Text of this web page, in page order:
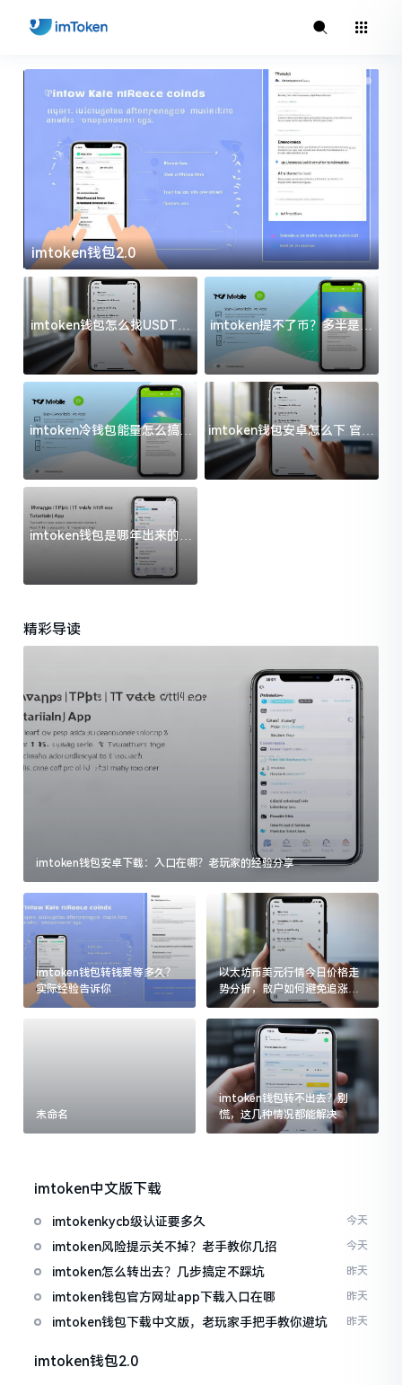
imtoken钱包2.0
imtoken钱包怎么找USDT地
址？三步搞定不踩坑
imtoken提不了币？多半是这
几件事没处理好
imtoken冷钱包能量怎么搞？
过来人告诉你门道
imtoken钱包安卓怎么下 官方
渠道避坑指南
imtoken钱包是哪年出来的？
一文给你说清楚
精彩导读
imtoken钱包安卓下载：入口在哪？老玩家的经验分享
imtoken钱包转钱要等多久？
实际经验告诉你
以太坊币美元行情今日价格走
势分析，散户如何避免追涨杀
跌被套牢
未命名
imtoken钱包转不出去？别
慌，这几种情况都能解决
imtoken中文版下载
imtokenkycb级认证要多久 今天
imtoken风险提示关不掉？老手教你几招 今天
imtoken怎么转出去？几步搞定不踩坑 昨天
imtoken钱包官方网址app下载入口在哪 昨天
imtoken钱包下载中文版，老玩家手把手教你避坑 昨天
imtoken钱包2.0